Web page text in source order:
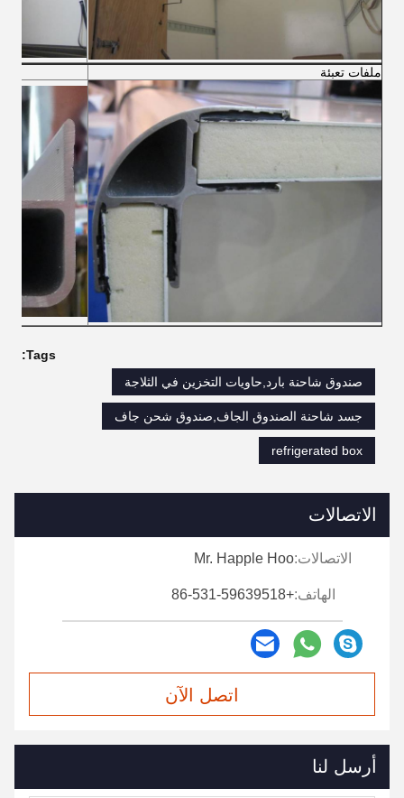
ملفات تعبئة
Tags:
صندوق شاحنة بارد,حاويات التخزين في الثلاجة
جسد شاحنة الصندوق الجاف,صندوق شحن جاف
refrigerated box
الاتصالات
الاتصالات:Mr. Happle Hoo
الهاتف:+86-531-59639518
اتصل الآن
أرسل لنا